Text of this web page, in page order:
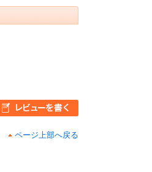
ページ上部へ戻る